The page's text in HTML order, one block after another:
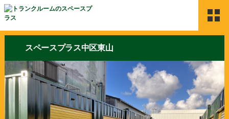
スペースプラス中区東山
Space Plusのサービス
物件検索
ご契約の流れ